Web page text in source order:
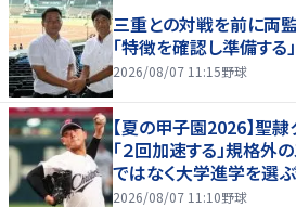
三重との対戦を前に
「特徴を確認し準備する」
2026/08/07 11:15野球
【夏の甲子園2026】聖隷
「２回加速する」規格外
ではなく大学進学を選
2026/08/07 11:10野球